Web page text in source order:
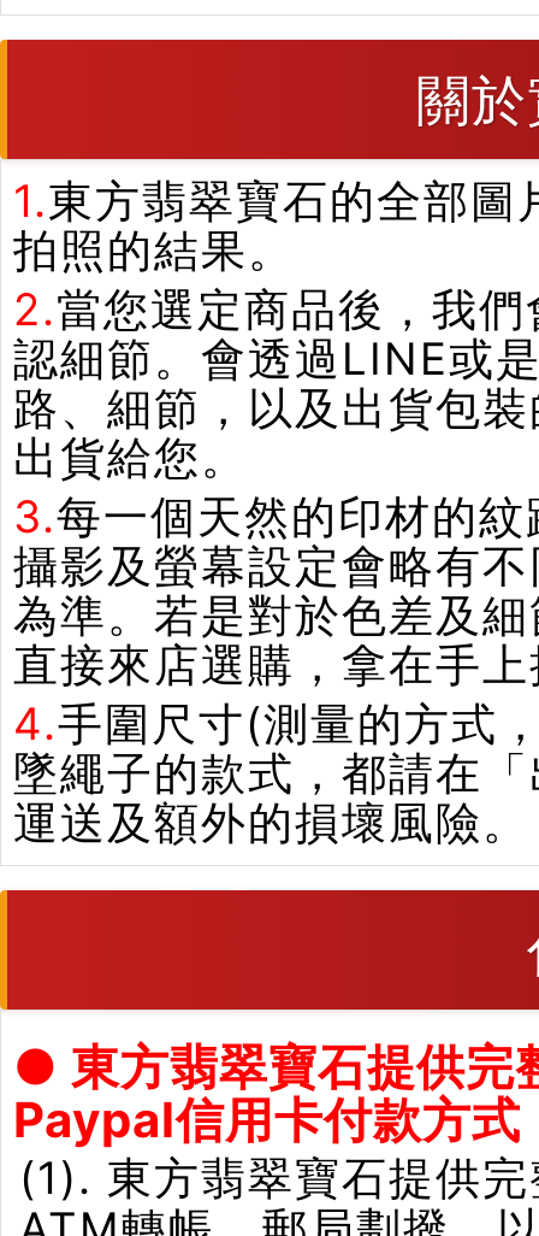
關
1.東方翡翠寶石的全部
拍照的結果。
2.當您選定商品後，我
認細節。會透過LINE或
路、細節，以及出貨包
出貨給您。
3.每一個天然的印材的
攝影及螢幕設定會略有
為準。若是對於色差及
直接來店選購，拿在手
4.手圍尺寸(測量的方式
墜繩子的款式，都請在
運送及額外的損壞風險。
● 東方翡翠寶石提供完
Paypal信用卡付款方式
(1). 東方翡翠寶石提供